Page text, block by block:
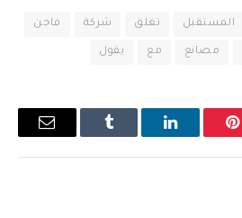
المستقبل تغلق شركة فاجن
مصانع مع يقول
بينتيريستلينكدإن Tumblr
البريد